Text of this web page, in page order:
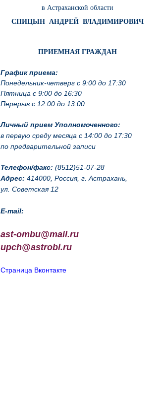
в Астраханской области
СПИЦЫН АНДРЕЙ ВЛАДИМИРОВИЧ
ПРИЕМНАЯ ГРАЖДАН
График приема:
Понедельник-четверг с 9:00 до 17:30
Пятница с 9:00 до 16:30
Перерыв с 12:00 до 13:00
Личный прием Уполномоченного:
в первую среду месяца с 14:00 до 17:30
по предварительной записи
Телефон/факс: (8512)51-07-28
Адрес: 414000, Россия, г. Астрахань,
ул. Советская 12
E-mail:
ast-ombu@mail.ru
upch@astrobl.ru
Страница Вконтакте